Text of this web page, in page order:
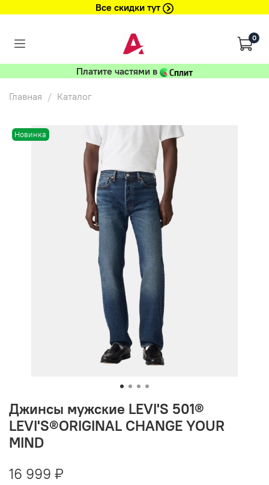
Все скидки тут
0
Платите частями в
Главная Каталог
Новинка
Джинсы мужские LEVI'S 501®
LEVI'S®ORIGINAL CHANGE YOUR
MIND
16 999 ₽